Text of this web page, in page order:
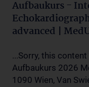
Aufbaukurs -
advanced |
...Sorry, this
Aufbaukurs 2026
1090 Wien, Van